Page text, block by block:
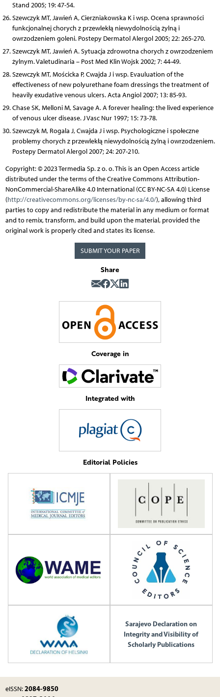
Stand 2005; 19: 47-54.
Szewczyk MT, Jawień A, Cierzniakowska K i wsp. Ocena sprawności
funkcjonalnej chorych z przewlekłą niewydolnością żylną i
owrzodzeniem goleni. Postepy Dermatol Alergol 2005; 22: 265-270.
Szewczyk MT, Jawień A. Sytuacja zdrowotna chorych z owrzodzeniem
żylnym. Valetudinaria – Post Med Klin Wojsk 2002; 7: 44-49.
Szewczyk MT, Mościcka P, Cwajda J i wsp. Evauluation of the
effectiveness of new polyurethane foam dressings the treatment of
heavily exudative venous ulcers. Acta Angiol 2007; 13: 85-93.
Chase SK, Melloni M, Savage A. A forever healing: the lived experience
of venous ulcer disease. J Vasc Nur 1997; 15: 73-78.
Szewczyk M, Rogala J, Cwajda J i wsp. Psychologiczne i społeczne
problemy chorych z przewlekłą niewydolnością żylną i owrzodzeniem.
Postepy Dermatol Alergol 2007; 24: 207-210.
Copyright: © 2023 Termedia Sp. z o. o. This is an Open Access article
distributed under the terms of the Creative Commons Attribution-
NonCommercial-ShareAlike 4.0 International (CC BY-NC-SA 4.0) License
(http://creativecommons.org/licenses/by-nc-sa/4.0/), allowing third
parties to copy and redistribute the material in any medium or format
and to remix, transform, and build upon the material, provided the
original work is properly cited and states its license.
SUBMIT YOUR PAPER
Share
Coverage in
Integrated with
Editorial Policies
Sarajevo Declaration on
Integrity and Visibility of
Scholarly Publications
eISSN:2084-9850